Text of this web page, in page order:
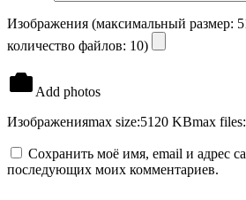
Изображения (максимальный размер:
количество файлов: 10)
Add photos
Изображенияmax size:5120 KBmax
Сохранить моё имя, email и адрес
последующих моих комментариев.